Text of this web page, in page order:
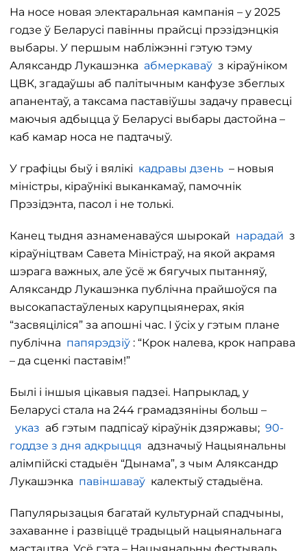
На носе новая электаральная кампанія – у 2025
годзе ў Беларусі павінны прайсці прэзідэнцкія
выбары. У першым набліжэнні гэтую тэму
Аляксандр Лукашэнка абмеркаваў з кіраўніком
ЦВК, згадаўшы аб палітычным канфузе збеглых
апанентаў, а таксама паставіўшы задачу правесці
маючыя адбыцца ў Беларусі выбары дастойна –
каб камар носа не падтачыў.
У графіцы быў і вялікі кадравы дзень – новыя
міністры, кіраўнікі выканкамаў, памочнік
Прэзідэнта, пасол і не толькі.
Канец тыдня азнаменаваўся шырокай нарадай з
кіраўніцтвам Савета Міністраў, на якой акрамя
шэрага важных, але ўсё ж бягучых пытанняў,
Аляксандр Лукашэнка публічна прайшоўся па
высокапастаўленых карупцыянерах, якія
“засвяціліся” за апошні час. І ўсіх у гэтым плане
публічна папярэдзіў : “Крок налева, крок направа
– да сценкі паставім!”
Былі і іншыя цікавыя падзеі. Напрыклад, у
Беларусі стала на 244 грамадзяніны больш –
указ аб гэтым падпісаў кіраўнік дзяржавы; 90-
годдзе з дня адкрыцця адзначыў Нацыянальны
алімпійскі стадыён “Дынама”, з чым Аляксандр
Лукашэнка павіншаваў калектыў стадыёна.
Папулярызацыя багатай культурнай спадчыны,
захаванне і развіццё традыцый нацыянальнага
мастацтва. Усё гэта – Нацыянальны фестываль